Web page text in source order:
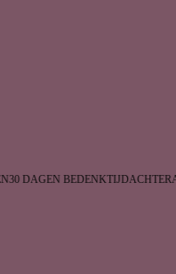
DAGEN BEDENKTIJD